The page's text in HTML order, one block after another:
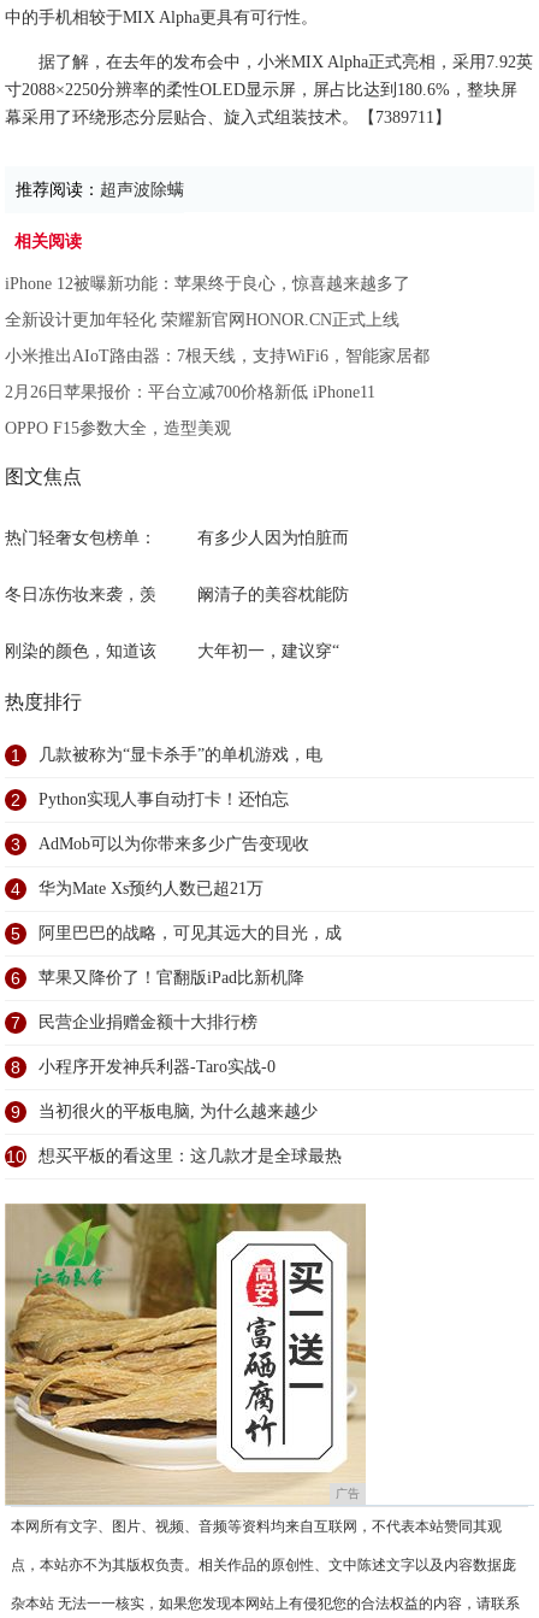
中的手机相较于MIX Alpha更具有可行性。
据了解，在去年的发布会中，小米MIX Alpha正式亮相，采用7.92英
寸2088×2250分辨率的柔性OLED显示屏，屏占比达到180.6%，整块屏
幕采用了环绕形态分层贴合、旋入式组装技术。【7389711】
推荐阅读： 超声波除螨
相关阅读
iPhone 12被曝新功能：苹果终于良心，惊喜越来越多了
全新设计更加年轻化 荣耀新官网HONOR.CN正式上线
小米推出AIoT路由器：7根天线，支持WiFi6，智能家居都
2月26日苹果报价：平台立减700价格新低 iPhone11
OPPO F15参数大全，造型美观
图文焦点
热门轻奢女包榜单： 有多少人因为怕脏而
冬日冻伤妆来袭，羡 阚清子的美容枕能防
刚染的颜色，知道该 大年初一，建议穿“
热度排行
1 几款被称为“显卡杀手”的单机游戏，电
2 Python实现人事自动打卡！还怕忘
3 AdMob可以为你带来多少广告变现收
4 华为Mate Xs预约人数已超21万
5 阿里巴巴的战略，可见其远大的目光，成
6 苹果又降价了！官翻版iPad比新机降
7 民营企业捐赠金额十大排行榜
8 小程序开发神兵利器-Taro实战-0
9 当初很火的平板电脑, 为什么越来越少
10 想买平板的看这里：这几款才是全球最热
广告
本网所有文字、图片、视频、音频等资料均来自互联网，不代表本站赞同其观
点，本站亦不为其版权负责。相关作品的原创性、文中陈述文字以及内容数据庞
杂本站 无法一一核实，如果您发现本网站上有侵犯您的合法权益的内容，请联系